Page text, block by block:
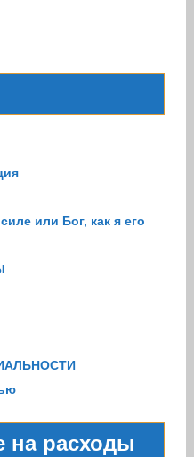
или Бог, как я его
на расходы